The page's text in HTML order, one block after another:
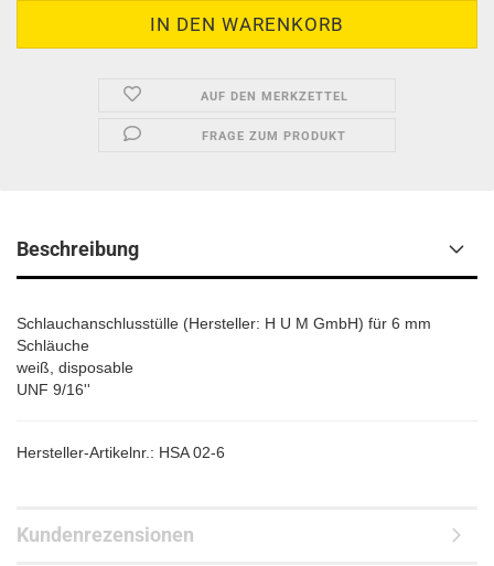
AUF DEN MERKZETTEL
FRAGE ZUM PRODUKT
Beschreibung
Schlauchanschlusstülle (Hersteller: H U M GmbH) für 6 mm
Schläuche
weiß, disposable
UNF 9/16''
Hersteller-Artikelnr.: HSA 02-6
Kundenrezensionen